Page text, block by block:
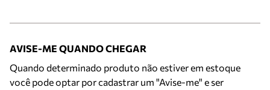
AVISE-ME QUANDO CHEGAR
Quando determinado produto não estiver em estoque
você pode optar por cadastrar um "Avise-me" e ser